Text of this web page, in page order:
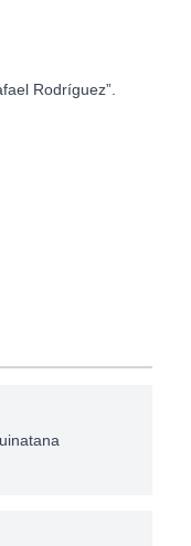
Rodríguez”.